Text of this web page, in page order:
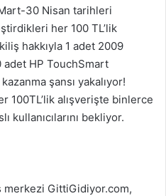
30 Nisan tarihleri
her 100 TL’lik
hakkıyla 1 adet 2009
adet HP TouchSmart
şansı yakalıyor!
100TL’lik alışverişte binlerce
kullanıcılarını bekliyor.
merkezi GittiGidiyor.com,